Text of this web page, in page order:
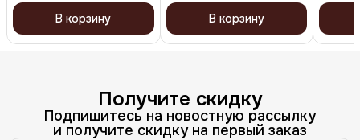
В корзину В корзину
Получите скидку
Подпишитесь на новостную рассылку
и получите скидку на первый заказ